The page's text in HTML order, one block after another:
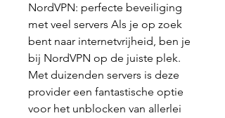
NordVPN: perfecte beveiliging
met veel servers Als je op zoek
bent naar internetvrijheid, ben je
bij NordVPN op de juiste plek.
Met duizenden servers is deze
provider een fantastische optie
voor het unblocken van allerlei